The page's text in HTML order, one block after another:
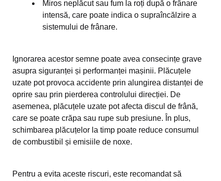
Miros neplăcut sau fum la roți după o frânare
intensă, care poate indica o supraîncălzire a
sistemului de frânare.
Ignorarea acestor semne poate avea consecințe grave
asupra siguranței și performanței mașinii. Plăcuțele
uzate pot provoca accidente prin alungirea distanței de
oprire sau prin pierderea controlului direcției. De
asemenea, plăcuțele uzate pot afecta discul de frână,
care se poate crăpa sau rupe sub presiune. În plus,
schimbarea plăcuțelor la timp poate reduce consumul
de combustibil și emisiile de noxe.
Pentru a evita aceste riscuri, este recomandat să